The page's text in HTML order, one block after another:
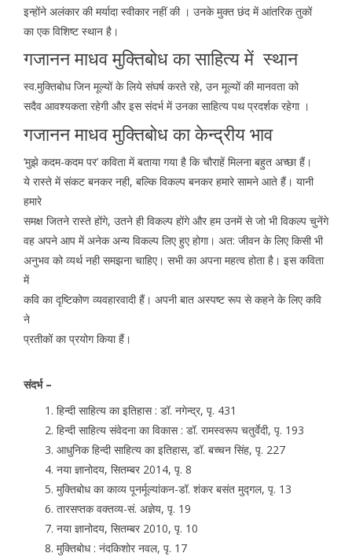
इन्होंने अलंकार की मर्यादा स्वीकार नहीं की । उनके मुक्त छंद में आंतरिक तुकों
का एक विशिष्ट स्थान है।
गजानन माधव मुक्तिबोध का साहित्य में स्थान
स्व.मुक्तिबोध जिन मूल्यों के लिये संघर्ष करते रहे, उन मूल्यों की मानवता को
सदैव आवश्यकता रहेगी और इस संदर्भ में उनका साहित्य पथ प्रदर्शक रहेगा ।
गजानन माधव मुक्तिबोध का केन्द्रीय भाव
‘मुझे कदम-कदम पर’ कविता में बताया गया है कि चौराहें मिलना बहुत अच्छा हैं।
ये रास्ते में संकट बनकर नही, बल्कि विकल्प बनकर हमारे सामने आते हैं। यानी
हमारे
समक्ष जितने रास्ते होंगे, उतने ही विकल्प होंगे और हम उनमें से जो भी विकल्प चुनेंगे
वह अपने आप में अनेक अन्य विकल्प लिए हुए होगा। अत: जीवन के लिए किसी भी
अनुभव को व्यर्थ नही समझना चाहिए। सभी का अपना महत्व होता है। इस कविता
में
कवि का दृष्टिकोण व्यवहारवादी हैं। अपनी बात अस्पष्ट रूप से कहने के लिए कवि
ने
प्रतीकों का प्रयोग किया हैं।
संदर्भ –
हिन्दी साहित्य का इतिहास : डॉ. नगेन्द्र, पृ. 431
हिन्दी साहित्य संवेदना का विकास : डॉ. रामस्वरूप चतुर्वेदी, पृ. 193
आधुनिक हिन्दी साहित्य का इतिहास, डॉ. बच्चन सिंह, पृ. 227
नया ज्ञानोदय, सितम्बर 2014, पृ. 8
मुक्तिबोध का काव्य पूनर्मूल्यांकन-डॉ. शंकर बसंत मुद्गल, पृ. 13
तारसप्तक वक्तव्य-सं. अज्ञेय, पृ. 19
नया ज्ञानोदय, सितम्बर 2010, पृ. 10
मुक्तिबोध : नंदकिशोर नवल, पृ. 17